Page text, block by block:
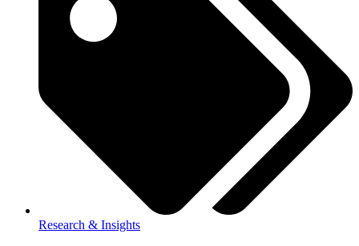
Research & Insights